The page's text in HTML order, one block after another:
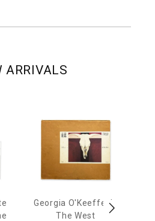
ARRIVALS
Georgia O'Keeffe: In
The West